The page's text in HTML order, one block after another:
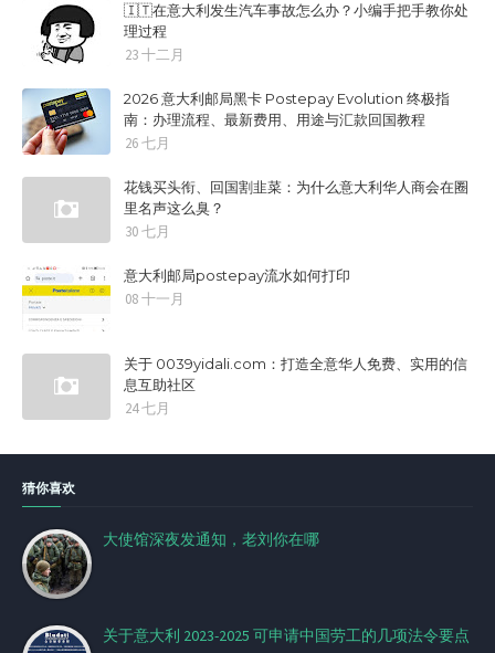
🇮🇹在意大利发生汽车事故怎么办？小编手把手教你处
理过程
23 十二月
2026 意大利邮局黑卡 Postepay Evolution 终极指
南：办理流程、最新费用、用途与汇款回国教程
26 七月
花钱买头衔、回国割韭菜：为什么意大利华人商会在圈
里名声这么臭？
30 七月
意大利邮局postepay流水如何打印
08 十一月
关于 0039yidali.com：打造全意华人免费、实用的信
息互助社区
24 七月
猜你喜欢
大使馆深夜发通知，老刘你在哪
关于意大利 2023-2025 可申请中国劳工的几项法令要点